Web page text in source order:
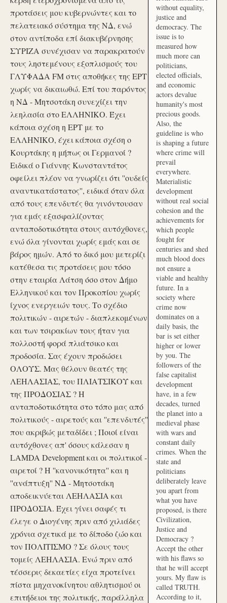
προτάσεις μου κυβερνώντες και το
πελατειακό σύστημα της ΝΔ, ενώ
στον αντίποδα επί διακυβέρνησης
ΣΥΡΙΖΑ συνέχισαν να παρακρατούν
τους ληστεμένους εξοπλισμούς του
ΓΛΥΦΑΔΑ FM στις αποθήκες της ΕΡΤ
χωρίς να δικαιωθώ. Επί του παρόντος
η ΝΔ - Μητσοτάκη συνεχίζει την
λεηλασία στο ΕΛΛΗΝΙΚΟ. Έχει
κάποια σχέση η ΕΡΤ με το
ΕΛΛΗΝΙΚΟ, έχει κάποια σχέση ο
Κουρτάκης η μήπως οι Γερμανοί ?
Ειδικά ο Γιάννης Κωνσταντάτος
οφείλει πλέον να γνωρίζει ότι ''ουδείς
αναντικατάστατος'', ειδικά όταν όλα
από τους επενδυτές θα γινόντουσαν
για εμάς εξασφαλίζοντας
ανταποδοτικότητα στους αυτόχθονες,
ενώ όλα γίνονται χωρίς εμάς και σε
βάρος ημών. Από το δικό μου μετερίζι
κατέθεσα τις προτάσεις μου τόσο
στην εταιρία Λάτση όσο στον Δήμο
Ελληνικού και τον Προκοπίου χωρίς
ίχνος ενεργειών τους. Το σχέδιο
πολιτικών - αιρετών - διαπλεκομένων
και των τσιρακίων τους ήταν για
πολλοστή φορά πλιάτσικο και
προδοσία. Σας έχουν προδώσει
ΟΛΟΥΣ. Μας θέλουν θεατές της
ΛΕΗΛΑΣΙΑΣ, του ΠΛΙΑΤΣΙΚΟΥ και
της ΠΡΟΔΟΣΙΑΣ ? Η
ανταποδοτικότητα στο τόπο μας από
πολιτικούς - αιρετούς και ''επενδυτές''
που ακριβώς μεταδίδει ; Ποιοί είναι
αυτόχθονες απ' όσους κάλεσαν η
LAMDA Development και οι πολιτικοί -
αιρετοί ? Η ''κανονικότητα'' και η
''ανάπτυξη'' ΝΔ - Μητσοτάκη
αποδεικνύεται ΛΕΗΛΑΣΙΑ και
ΠΡΟΔΟΣΙΑ. Έχει γίνει σαφές τι
έλεγε ο Διογένης πριν από χιλιάδες
χρόνια σχετικά με το δίποδο ζώο και
τον ΠΟΛΙΤΙΣΜΟ ? Σε όλους τους
τομείς ΛΕΗΛΑΣΙΑ. Ενώ πριν από
τέσσερις δεκαετίες είχα προτείνει
πίστα μηχανοκίνητου αθλητισμού οι
επιτήδειοι της πολιτικής, παράλληλα
without equality,
justice and
democracy. The
issue is to
measured how
much more can
politicians,
elected officials,
and economic
actors devalue
humanity's most
precious goods.
Also, the
guideline is who
is shaping a future
where crime will
prevail
everywhere.
Materialistic
development
without real social
cohesion and the
achievements for
which people
fought for
centuries and shed
much blood does
not ensure a
viable and healthy
future. In a
society where
crime now
dominates on a
daily basis, the
bar is set either
higher or lower
by you. The
followers of the
false capitalist
development
have, in a few
decades, turned
the planet into a
medieval phase
with wars and
constant daily
crimes. When the
state and
politicians
deliberately leave
you apart from
what you have
proposed, is there
Civilization,
Justice and
Democracy ?
Accept the other
with his flaws so
that he will accept
yours. My flaw is
called TRUTH.
According to it,